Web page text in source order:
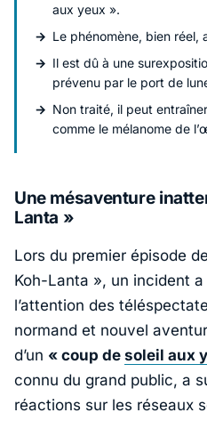
aux yeux ».
Le phénomène, bien réel,
Il est dû à une
prévenu par le port de
Non traité, il peut
comme le mélanome de
Une mésaventure
Lanta »
Lors du premier épisode
Koh-Lanta », un incident
l’attention des
normand et nouvel
d’un « coup de soleil aux
connu du grand public, a
réactions sur les réseaux